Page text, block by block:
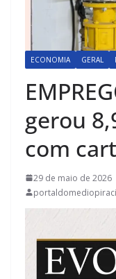
ECONOMIA GERAL
gerou
com
29 de maio de 2026